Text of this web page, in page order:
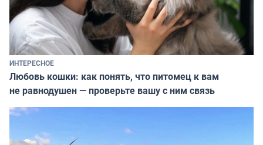
ИНТЕРЕСНОЕ
Любовь кошки: как понять, что питомец к вам
не равнодушен — проверьте вашу с ним связь